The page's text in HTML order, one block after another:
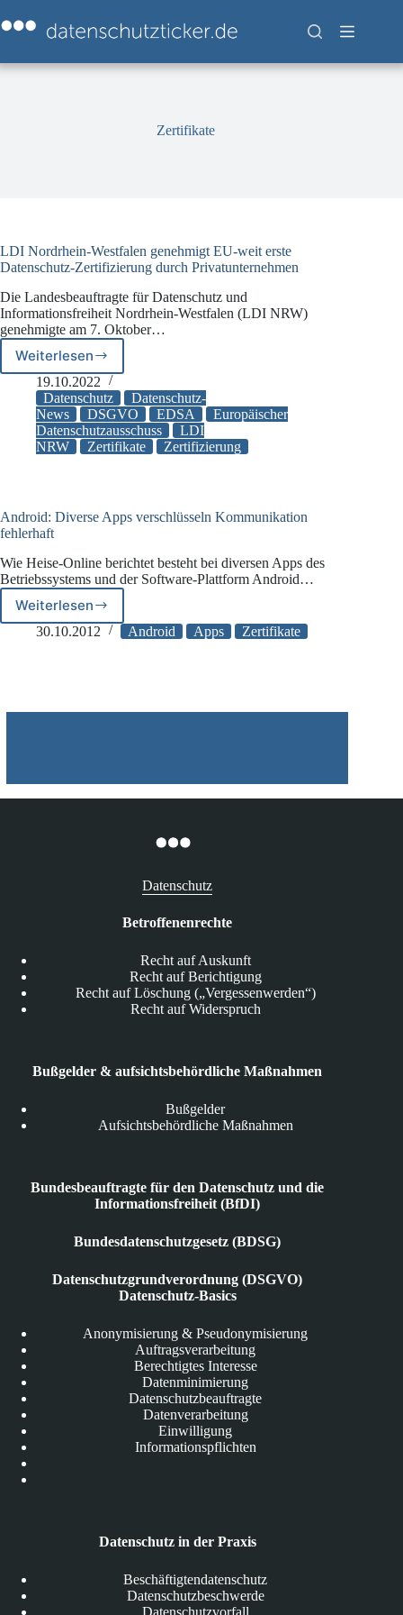
Inhalt
springen
Zertifikate
LDI Nordrhein-Westfalen genehmigt EU-weit erste
Datenschutz-Zertifizierung durch Privatunternehmen
Die Landesbeauftragte für Datenschutz und
Informationsfreiheit Nordrhein-Westfalen (LDI NRW)
genehmigte am 7. Oktober…
Weiterlesen
LDI
Nordrhein-
Westfalen
genehmigt
EU-
weit
durch
19.10.2022
Datenschutz
Datenschutz-
News
DSGVO EDSA
Europäischer
Datenschutzausschuss
LDI
NRW
Zertifikate Zertifizierung
Android: Diverse Apps verschlüsseln Kommunikation
fehlerhaft
Wie Heise-Online berichtet besteht bei diversen Apps des
Betriebssystems und der Software-Plattform Android…
Weiterlesen
Android:
Diverse
30.10.2012 Android Apps Zertifikate
Datenschutz
Betroffenenrechte
Recht auf Auskunft
Recht auf Berichtigung
Recht auf Löschung („Vergessenwerden“)
Recht auf Widerspruch
Bußgelder & aufsichtsbehördliche Maßnahmen
Bußgelder
Aufsichtsbehördliche Maßnahmen
Bundesbeauftragte für den Datenschutz und die
Informationsfreiheit (BfDI)
Bundesdatenschutzgesetz (BDSG)
Datenschutzgrundverordnung (DSGVO)
Datenschutz-Basics
Anonymisierung & Pseudonymisierung
Auftragsverarbeitung
Berechtigtes Interesse
Datenminimierung
Datenschutzbeauftragte
Datenverarbeitung
Einwilligung
Informationspflichten
Datenschutz in der Praxis
Beschäftigtendatenschutz
Datenschutzbeschwerde
Datenschutzvorfall